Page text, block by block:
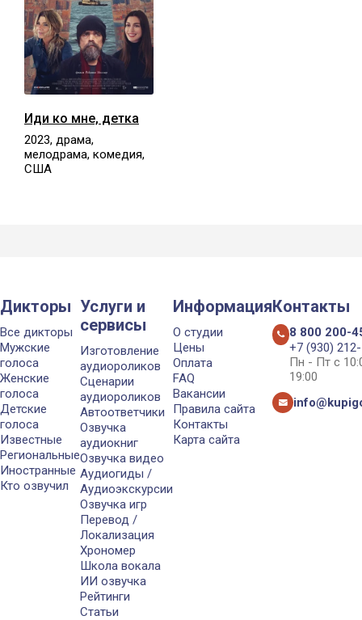
Иди ко мне, детка
2023, драма,
мелодрама, комедия,
США
Дикторы
Все дикторы
Мужские
голоса
Женские
голоса
Детские
голоса
Известные
Региональные
Иностранные
Кто озвучил
Услуги и
сервисы
Изготовление
аудиороликов
Сценарии
аудиороликов
Автоответчики
Озвучка
аудиокниг
Озвучка видео
Аудиогиды /
Аудиоэкскурсии
Озвучка игр
Перевод /
Локализация
Хрономер
Школа вокала
ИИ озвучка
Рейтинги
Статьи
Информация
О студии
Цены
Оплата
FAQ
Вакансии
Правила сайта
Контакты
Карта сайта
Контакты
8 800 200-
+7 (930)
Пн - Пт с
19:00